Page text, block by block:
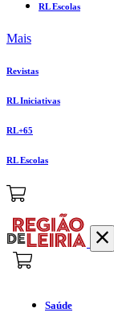
RL Escolas
Mais
Revistas
RL Iniciativas
RL+65
RL Escolas
Saúde